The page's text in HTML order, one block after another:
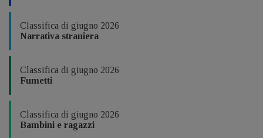
Classifica di giugno 2026
Narrativa straniera
Classifica di giugno 2026
Fumetti
Classifica di giugno 2026
Bambini e ragazzi